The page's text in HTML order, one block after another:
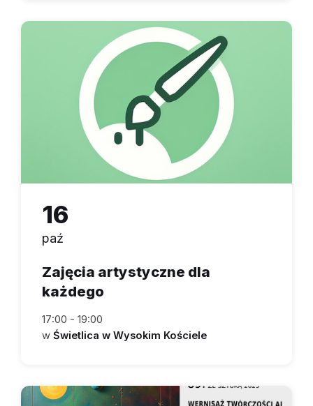
16
paź
Zajęcia artystyczne dla
każdego
17:00 - 19:00
w Świetlica w Wysokim Kościele